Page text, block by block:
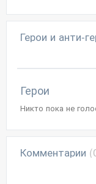
Герои и анти-
Герои
Никто пока не
Комментарии